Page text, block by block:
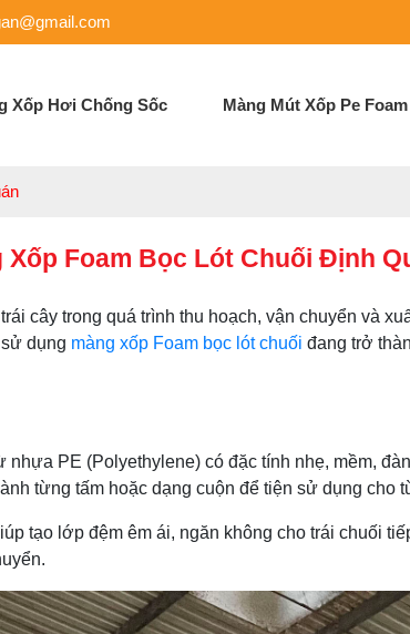
Xốp Hơi Chống Sốc Màng Mút Xốp Pe Foam
Xốp Foam Bọc Lót Chuối Định
cây trong quá trình thu hoạch, vận chuyển và
dụng màng xốp Foam bọc lót chuối đang trở
nhựa PE (Polyethylene) có đặc tính nhẹ, mềm,
từng tấm hoặc dạng cuộn để tiện sử dụng cho
tạo lớp đệm êm ái, ngăn không cho trái chuối